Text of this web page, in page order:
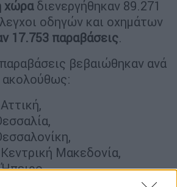
χώραδιενεργήθηκαν 89.271
οδηγών και οχημάτων
17.753 παραβάσεις.
βεβαιώθηκαν ανά
ακολούθως:
Μακεδονία,